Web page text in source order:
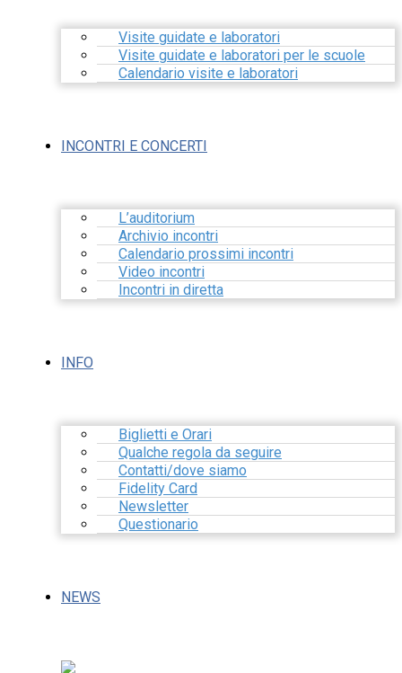
Visite guidate e laboratori
Visite guidate e laboratori per le scuole
Calendario visite e laboratori
INCONTRI E CONCERTI
L’auditorium
Archivio incontri
Calendario prossimi incontri
Video incontri
Incontri in diretta
INFO
Biglietti e Orari
Qualche regola da seguire
Contatti/dove siamo
Fidelity Card
Newsletter
Questionario
NEWS